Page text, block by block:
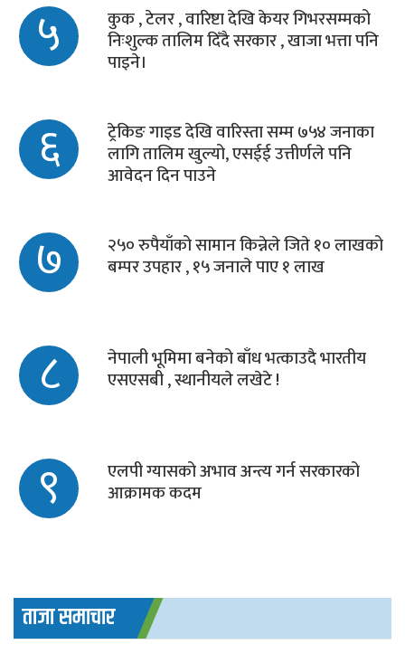
५ कुक , टेलर , वारिष्टा देखि केयर गिभरसम्मको
निःशुल्क तालिम दिँदै सरकार , खाजा भत्ता पनि
पाइने।
६ ट्रेकिङ गाइड देखि वारिस्ता सम्म ७५४ जनाका
लागि तालिम खुल्यो, एसईई उत्तीर्णले पनि
आवेदन दिन पाउने
७ २५० रुपैयाँको सामान किन्नेले जिते १० लाखको
बम्पर उपहार , १५ जनाले पाए १ लाख
८ नेपाली भूमिमा बनेको बाँध भत्काउदै भारतीय
एसएसबी , स्थानीयले लखेटे !
९ एलपी ग्यासको अभाव अन्त्य गर्न सरकारको
आक्रामक कदम
ताजा समाचार